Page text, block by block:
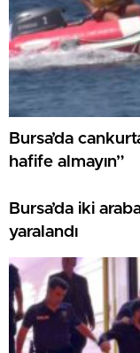
Bursa’da
hafife almayın”
Bursa’da iki
yaralandı